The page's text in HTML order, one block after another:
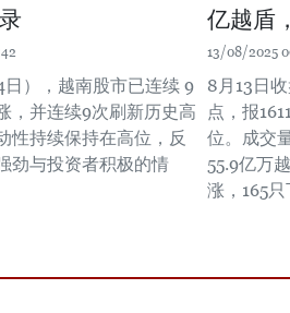
日），越南股市已连续 9
，并连续9次刷新历史高
性持续保持在高位，反
劲与投资者积极的情
亿越盾
13/08/2025
8月13日
点，报
位。成交
55.9亿万
涨，165只